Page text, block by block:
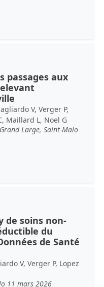
passages aux
V, Verger P,
Maillard L, Noel G
Large, Saint-Malo
de soins non-
du
de Santé
V, Verger P, Lopez
11 mars 2026